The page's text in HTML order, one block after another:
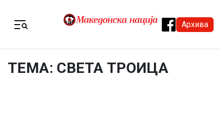
Архива
ТЕМА: СВЕТА ТРОИЦА